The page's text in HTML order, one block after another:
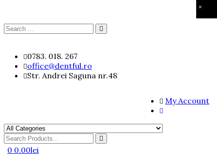
×
Search
content
0783. 018. 267
office@dentful.ro
Str. Andrei Saguna nr.48
My Account
Search
for
0 0.00lei